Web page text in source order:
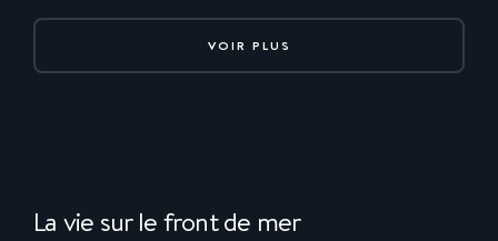
VOIR PLUS
La vie sur le front de mer